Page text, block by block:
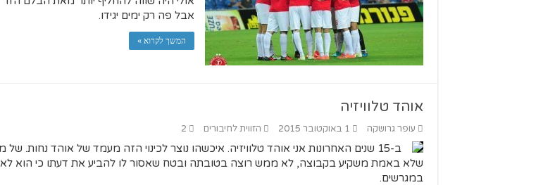
אבל פה רק ימים יגידו.
המשך לקרוא »
אוהד טלוויזיה
עופר גרושקה 1 באוקטובר 2015 הזווית לחיבורים 2
ב-15 שנים האחרונות אני אוהד טלוויזיה. איכשהו נוצר לכינוי הזה מעמד של אוהד נחות. של
שלא באמת משקיע בקבוצה, לא ממש רוצה בטובתה ובטח שאסור לו להביע את דעתו כי הוא לא
במגרשים.